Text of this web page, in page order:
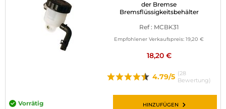
der Bremse
Bremsflüssigkeitsbehälter
Ref : MCBK31
Empfohlener Verkaufspreis: 19,20 €
18,20 €
4.79/5 (28
Bewertung)
Vorrätig HINZUFÜGEN